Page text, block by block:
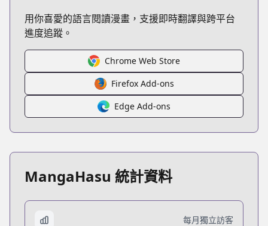
用你喜愛的語言閱讀漫畫，支援即時翻譯與跨平台
進度追蹤。
Chrome Web Store
Firefox Add-ons
Edge Add-ons
MangaHasu 統計資料
每月獨立訪客